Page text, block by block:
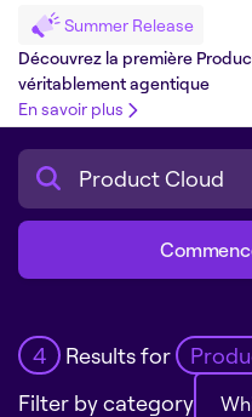
Summer Release
Découvrez la première
véritablement agentique
En savoir plus
Search
4 Results for
Filter by category